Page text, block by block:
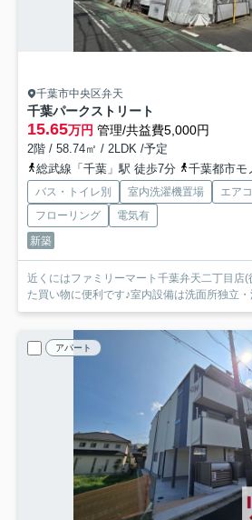
千葉市中央区弁天
千葉パークストリート
15.65万円 管理/共益費5,000円
2階 / 58.74㎡ / 2LDK /予定
総武線「千葉」駅 徒歩7分
千葉都市モノ
バス・トイレ別 室内洗濯機置場 エア
フローリング
電気有
新築
近くにはファミリーマート千葉弁天二丁目店
た買い物に便利です♪室内設備は洗面所独立
アパート